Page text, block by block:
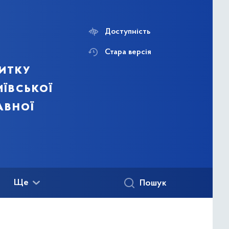
Доступність
Стара версія
Ще Пошук